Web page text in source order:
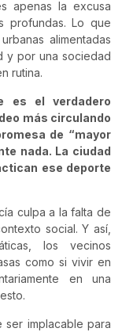
apenas la excusa
profundas. Lo que
alimentadas
y por una sociedad
rutina.
es el verdadero
más circulando
de “mayor
nada. La ciudad
ese deporte
culpa a la falta de
social. Y así,
los vecinos
como si vivir en
en una
ser implacable para